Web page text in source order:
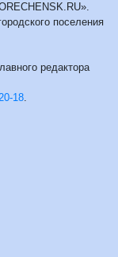
поселения
редактора
18